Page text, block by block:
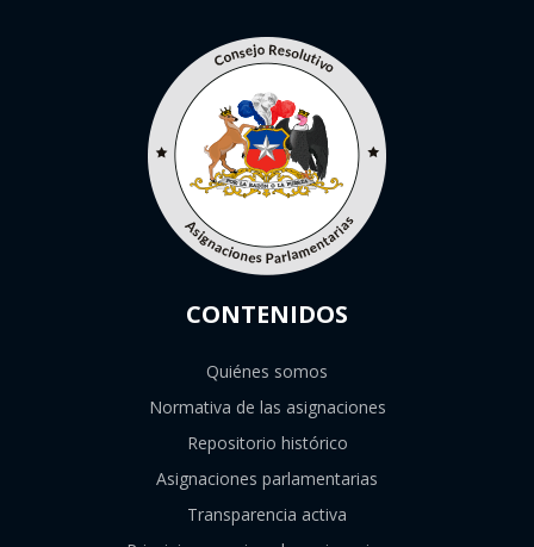
CONTENIDOS
Quiénes somos
Normativa de las asignaciones
Repositorio histórico
Asignaciones parlamentarias
Transparencia activa